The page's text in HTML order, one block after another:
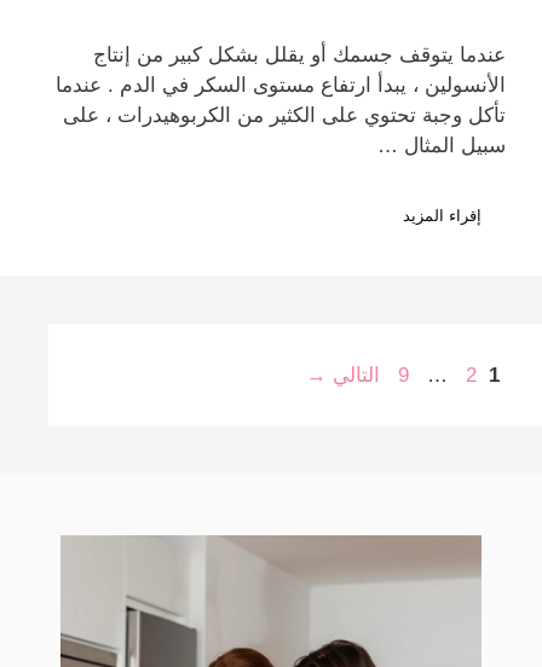
عندما يتوقف جسمك أو يقلل بشكل كبير من إنتاج
الأنسولين ، يبدأ ارتفاع مستوى السكر في الدم . عندما
تأكل وجبة تحتوي على الكثير من الكربوهيدرات ، على
سبيل المثال …
إقراء المزيد
Page1
Page
2
…
Page
9 التالي →